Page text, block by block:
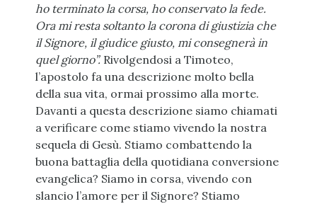
ho terminato la corsa, ho conservato la fede.
Ora mi resta soltanto la corona di giustizia che
il Signore, il giudice giusto, mi consegnerà in
quel giorno”. Rivolgendosi a Timoteo,
l’apostolo fa una descrizione molto bella
della sua vita, ormai prossimo alla morte.
Davanti a questa descrizione siamo chiamati
a verificare come stiamo vivendo la nostra
sequela di Gesù. Stiamo combattendo la
buona battaglia della quotidiana conversione
evangelica? Siamo in corsa, vivendo con
slancio l’amore per il Signore? Stiamo